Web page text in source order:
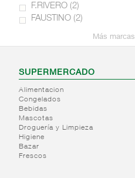
F.RIVERO (2)
FAUSTINO (2)
Más marcas
SUPERMERCADO
Alimentacion
Congelados
Bebidas
Mascotas
Droguería y Limpieza
Higiene
Bazar
Frescos